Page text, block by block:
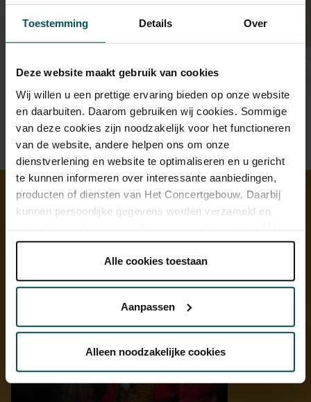
Toestemming Details Over
Deze website maakt gebruik van cookies
Wij willen u een prettige ervaring bieden op onze website
en daarbuiten. Daarom gebruiken wij cookies. Sommige
van deze cookies zijn noodzakelijk voor het functioneren
van de website, andere helpen ons om onze
dienstverlening en website te optimaliseren en u gericht
te kunnen informeren over interessante aanbiedingen,
producten of diensten van Het Concertgebouw. Daarbij
kunnen persoonlijke gegevens worden verzameld en
onder 'aanpassen' zelf welke cookies wij mogen
Lees onze cookieverklaring hier. Lees onze
Via decookieverklaringop onze website kunt u uw
We werken samen met 32 derden
Alle cookies toestaan
Aanpassen
Alleen noodzakelijke cookies
Ontdek meer